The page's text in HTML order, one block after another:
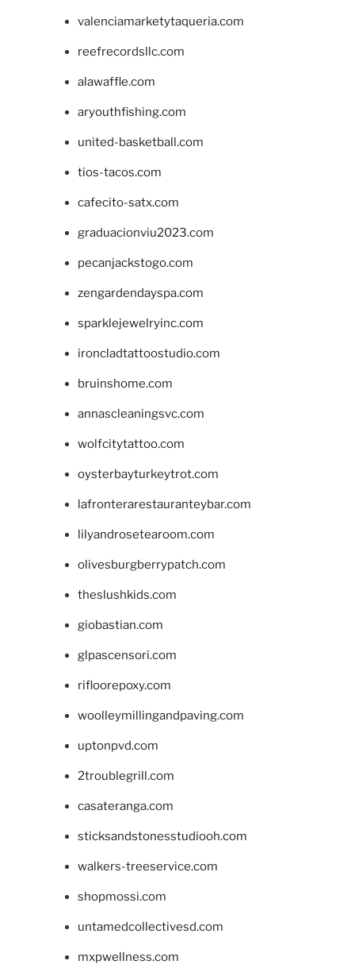
valenciamarketytaqueria.com
reefrecordsllc.com
alawaffle.com
aryouthfishing.com
united-basketball.com
tios-tacos.com
cafecito-satx.com
graduacionviu2023.com
pecanjackstogo.com
zengardendayspa.com
sparklejewelryinc.com
ironcladtattoostudio.com
bruinshome.com
annascleaningsvc.com
wolfcitytattoo.com
oysterbayturkeytrot.com
lafronterarestauranteybar.com
lilyandrosetearoom.com
olivesburgberrypatch.com
theslushkids.com
giobastian.com
glpascensori.com
rifloorepoxy.com
woolleymillingandpaving.com
uptonpvd.com
2troublegrill.com
casateranga.com
sticksandstonesstudiooh.com
walkers-treeservice.com
shopmossi.com
untamedcollectivesd.com
mxpwellness.com